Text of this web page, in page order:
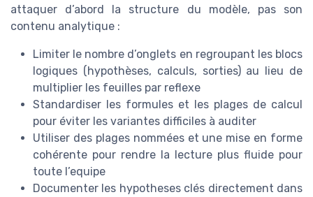
attaquer d’abord la structure du modèle, pas son
contenu analytique :
Limiter le nombre d’onglets en regroupant les blocs
logiques (hypothèses, calculs, sorties) au lieu de
multiplier les feuilles par reflexe
Standardiser les formules et les plages de calcul
pour éviter les variantes difficiles à auditer
Utiliser des plages nommées et une mise en forme
cohérente pour rendre la lecture plus fluide pour
toute l’equipe
Documenter les hypotheses clés directement dans